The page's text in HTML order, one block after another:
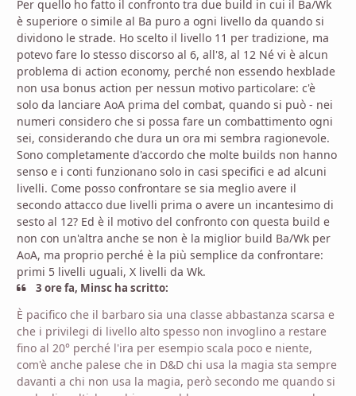
Per quello ho fatto il confronto tra due build in cui il Ba/Wk
è superiore o simile al Ba puro a ogni livello da quando si
dividono le strade. Ho scelto il livello 11 per tradizione, ma
potevo fare lo stesso discorso al 6, all'8, al 12 Né vi è alcun
problema di action economy, perché non essendo hexblade
non usa bonus action per nessun motivo particolare: c'è
solo da lanciare AoA prima del combat, quando si può - nei
numeri considero che si possa fare un combattimento ogni
sei, considerando che dura un ora mi sembra ragionevole.
Sono completamente d'accordo che molte builds non hanno
senso e i conti funzionano solo in casi specifici e ad alcuni
livelli. Come posso confrontare se sia meglio avere il
secondo attacco due livelli prima o avere un incantesimo di
sesto al 12? Ed è il motivo del confronto con questa build e
non con un'altra anche se non è la miglior build Ba/Wk per
AoA, ma proprio perché è la più semplice da confrontare:
primi 5 livelli uguali, X livelli da Wk.
3 ore fa, Minsc ha scritto:
È pacifico che il barbaro sia una classe abbastanza scarsa e
che i privilegi di livello alto spesso non invoglino a restare
fino al 20° perché l'ira per esempio scala poco e niente,
com'è anche palese che in D&D chi usa la magia sta sempre
davanti a chi non usa la magia, però secondo me quando si